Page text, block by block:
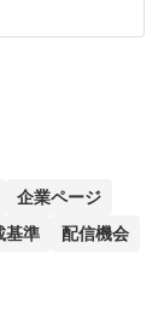
企業ページ
基準
配信機会